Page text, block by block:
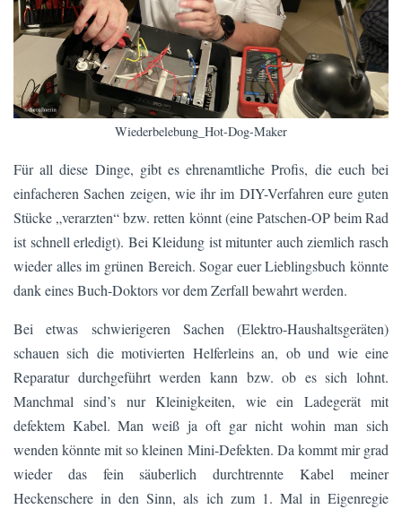
Wiederbelebung_Hot-Dog-Maker
Für all diese Dinge, gibt es ehrenamtliche Profis, die euch bei
einfacheren Sachen zeigen, wie ihr im DIY-Verfahren eure guten
Stücke „verarzten“ bzw. retten könnt (eine Patschen-OP beim Rad
ist schnell erledigt). Bei Kleidung ist mitunter auch ziemlich rasch
wieder alles im grünen Bereich. Sogar euer Lieblingsbuch könnte
dank eines Buch-Doktors vor dem Zerfall bewahrt werden.
Bei etwas schwierigeren Sachen (Elektro-Haushaltsgeräten)
schauen sich die motivierten Helferleins an, ob und wie eine
Reparatur durchgeführt werden kann bzw. ob es sich lohnt.
Manchmal sind’s nur Kleinigkeiten, wie ein Ladegerät mit
defektem Kabel. Man weiß ja oft gar nicht wohin man sich
wenden könnte mit so kleinen Mini-Defekten. Da kommt mir grad
wieder das fein säuberlich durchtrennte Kabel meiner
Heckenschere in den Sinn, als ich zum 1. Mal in Eigenregie